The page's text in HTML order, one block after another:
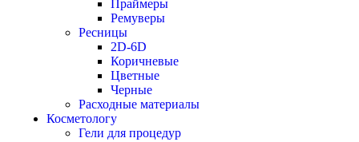
Праймеры
Ремуверы
Ресницы
2D-6D
Коричневые
Цветные
Черные
Расходные материалы
Косметологу
Гели для процедур